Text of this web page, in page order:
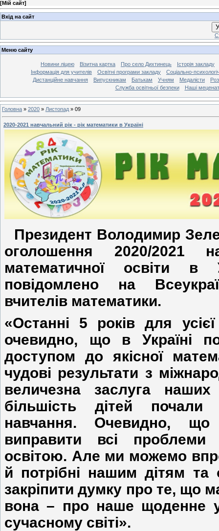
[Мій сайт]
Вхід на сайт
Меню сайту
Новини ліцею Візитна картка Про село Дихтинець
Історія закладу
Інформація для учителів
Освітні програми закладу
Соціально-
Дистанційне навчання
Випускникам Батькам Учням Медалісти
Служба освітньої безпеки
Наші
Головна » 2020 » Листопад » 09
2020-2021 навчальний рік - рік математики в Україні
Президент Володимир
оголошення 2020/2021
математичної освіти
повідомлено на
вчителів математики.
«Останні 5 років для
очевидно, що в Україні
доступом до якісної
чудові результати з
величезна заслуга
більшість дітей
навчання. Очевидно,
виправити всі
освітою. Але ми можемо
й потрібні нашим дітям та
закріпити думку про те, що
вона – про наше щоденне
сучасному світі».